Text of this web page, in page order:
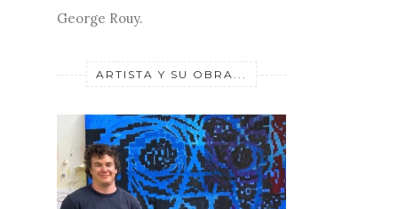
George Rouy.
ARTISTA Y SU OBRA...